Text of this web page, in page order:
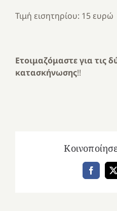
Τιμή εισητηρίου: 15 ευρώ
Ετοιμαζόμαστε για τις
κατασκήνωσης!!
X